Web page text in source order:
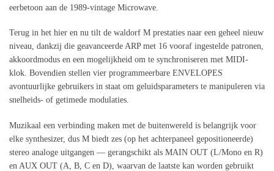
eerbetoon aan de 1989-vintage Microwave.
Terug in het hier en nu tilt de waldorf M prestaties naar een geheel nieuw
niveau, dankzij die geavanceerde ARP met 16 vooraf ingestelde patronen,
akkoordmodus en een mogelijkheid om te synchroniseren met MIDI-
klok. Bovendien stellen vier programmeerbare ENVELOPES
avontuurlijke gebruikers in staat om geluidsparameters te manipuleren via
snelheids- of getimede modulaties.
Muzikaal een verbinding maken met de buitenwereld is belangrijk voor
elke synthesizer, dus M biedt zes (op het achterpaneel gepositioneerde)
stereo analoge uitgangen — gerangschikt als MAIN OUT (L/Mono en R)
en AUX OUT (A, B, C en D), waarvan de laatste kan worden gebruikt